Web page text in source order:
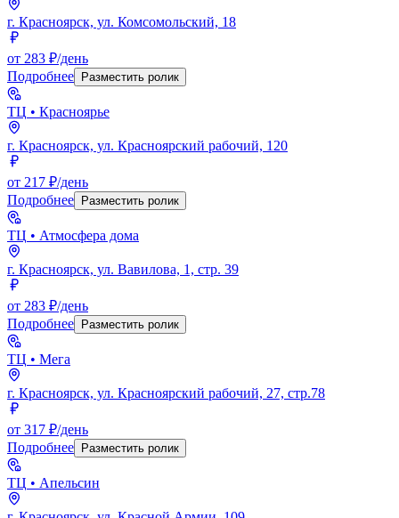
г. Красноярск, ул. Комсомольский, 18
от 283 ₽/день
Подробнее Разместить ролик
ТЦ • Красноярье
г. Красноярск, ул. Красноярский рабочий, 120
от 217 ₽/день
Подробнее Разместить ролик
ТЦ • Атмосфера дома
г. Красноярск, ул. Вавилова, 1, стр. 39
от 283 ₽/день
Подробнее Разместить ролик
ТЦ • Мега
г. Красноярск, ул. Красноярский рабочий, 27, стр.78
от 317 ₽/день
Подробнее Разместить ролик
ТЦ • Апельсин